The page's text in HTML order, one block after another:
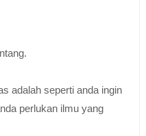
adalah seperti anda ingin
perlukan ilmu yang